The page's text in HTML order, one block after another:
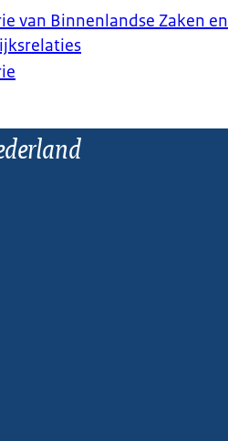
van Binnenlandse Zaken en